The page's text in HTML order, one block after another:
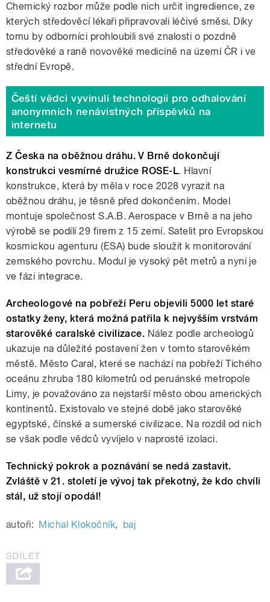
Chemický rozbor může podle nich určit ingredience, ze
kterých středověcí lékaři připravovali léčivé směsi. Díky
tomu by odborníci prohloubili své znalosti o pozdně
středověké a raně novověké medicíně na území ČR i ve
střední Evropě.
Čeští vědci vyvinuli technologii pro odhalování
anonymních nenávistných příspěvků na
internetu
Z Česka na oběžnou dráhu. V Brně dokončují
konstrukci vesmírné družice ROSE-L. Hlavní
konstrukce, která by měla v roce 2028 vyrazit na
oběžnou dráhu, je těsně před dokončením. Model
montuje společnost S.A.B. Aerospace v Brně a na jeho
výrobě se podílí 29 firem z 15 zemí. Satelit pro Evropskou
kosmickou agenturu (ESA) bude sloužit k monitorování
zemského povrchu. Modul je vysoký pět metrů a nyní je
ve fázi integrace.
Archeologové na pobřeží Peru objevili 5000 let staré
ostatky ženy, která možná patřila k nejvyšším vrstvám
starověké caralské civilizace. Nález podle archeologů
ukazuje na důležité postavení žen v tomto starověkém
městě. Město Caral, které se nachází na pobřeží Tichého
oceánu zhruba 180 kilometrů od peruánské metropole
Limy, je považováno za nejstarší město obou amerických
kontinentů. Existovalo ve stejné době jako starověké
egyptské, čínské a sumerské civilizace. Na rozdíl od nich
se však podle vědců vyvíjelo v naprosté izolaci.
Technický pokrok a poznávání se nedá zastavit.
Zvláště v 21. století je vývoj tak překotný, že kdo chvíli
stál, už stojí opodál!
autoři: Michal Klokočník, baj